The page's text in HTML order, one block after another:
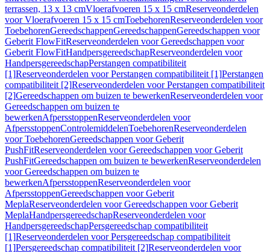
terrassen, 13 x 13 cmVloerafvoeren 15 x 15 cmReserveonderdelen
voor Vloerafvoeren 15 x 15 cmToebehorenReserveonderdelen voor
ToebehorenGereedschappenGereedschappenGereedschappen voor
Geberit FlowFitReserveonderdelen voor Gereedschappen voor
Geberit FlowFitHandpersgereedschapReserveonderdelen voor
HandpersgereedschapPerstangen compatibiliteit
[1]Reserveonderdelen voor Perstangen compatibiliteit [1]Perstangen
compatibiliteit [2]Reserveonderdelen voor Perstangen compatibiliteit
[2]Gereedschappen om buizen te bewerkenReserveonderdelen voor
Gereedschappen om buizen te
bewerkenAfpersstoppenReserveonderdelen voor
AfpersstoppenControlemiddelenToebehorenReserveonderdelen
voor ToebehorenGereedschappen voor Geberit
PushFitReserveonderdelen voor Gereedschappen voor Geberit
PushFitGereedschappen om buizen te bewerkenReserveonderdelen
voor Gereedschappen om buizen te
bewerkenAfpersstoppenReserveonderdelen voor
AfpersstoppenGereedschappen voor Geberit
MeplaReserveonderdelen voor Gereedschappen voor Geberit
MeplaHandpersgereedschapReserveonderdelen voor
HandpersgereedschapPersgereedschap compatibiliteit
[1]Reserveonderdelen voor Persgereedschap compatibiliteit
[1]Persgereedschap compatibiliteit [2]Reserveonderdelen voor